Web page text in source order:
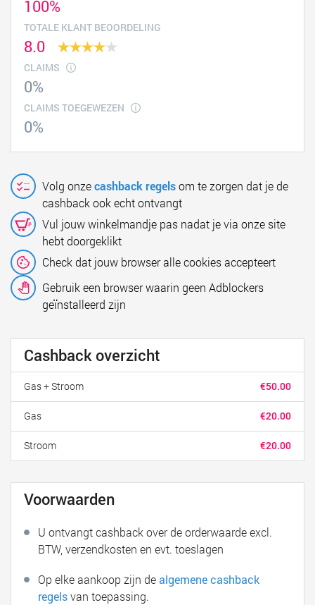
100%
TOTALE KLANT BEOORDELING
8.0
CLAIMS
0%
CLAIMS TOEGEWEZEN
0%
Volg onzecashback regelsom te zorgen dat je de
cashback ook echt ontvangt
Vul jouw winkelmandje pas nadat je via onze site
hebt doorgeklikt
Check dat jouw browser alle cookies accepteert
Gebruik een browser waarin geen Adblockers
geïnstalleerd zijn
Cashback overzicht
€50.00
Gas + Stroom
€20.00
Gas
€20.00
Stroom
Voorwaarden
U ontvangt cashback over de orderwaarde excl.
BTW, verzendkosten en evt. toeslagen
Op elke aankoop zijn dealgemene cashback
regelsvan toepassing.